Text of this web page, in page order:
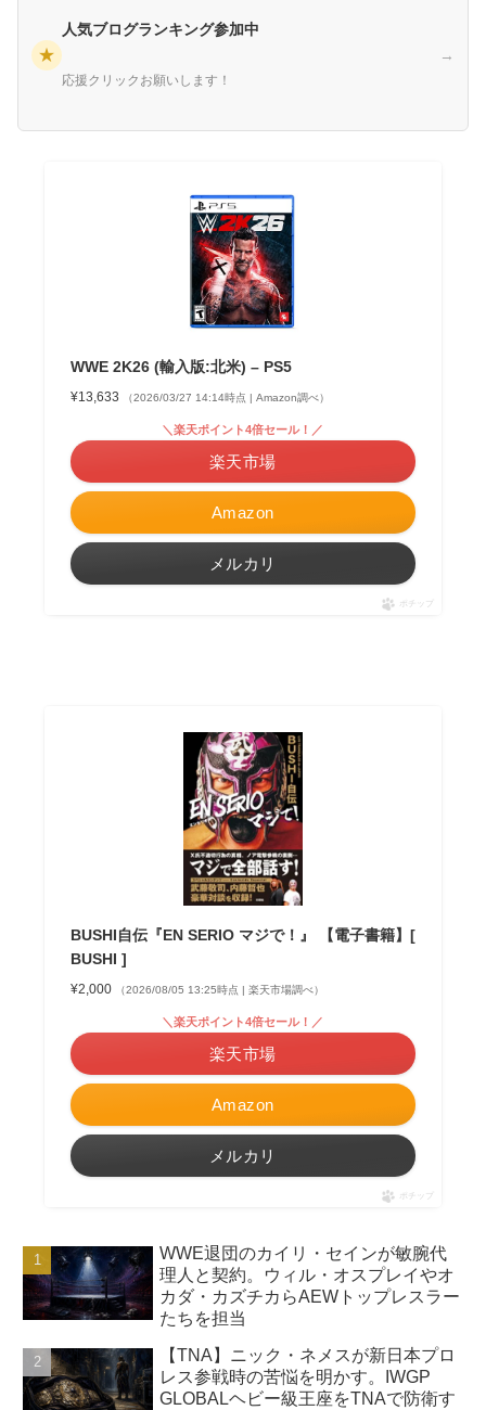
★
人気ブログランキング参加中
応援クリックお願いします！
→
WWE 2K26 (輸入版:北米) – PS5
¥13,633 （2026/03/27 14:14時点 | Amazon調べ）
Amazon
＼楽天ポイント4倍セール！／
楽天市場
メルカリ
ポチップ
BUSHI自伝『EN SERIO マジで！』 【電子書籍】[
BUSHI ]
¥2,000 （2026/08/05 13:25時点 | 楽天市場調べ）
Amazon
＼楽天ポイント4倍セール！／
楽天市場
メルカリ
ポチップ
WWE退団のカイリ・セインが敏腕代
理人と契約。ウィル・オスプレイやオ
カダ・カズチカらAEWトップレスラー
たちを担当
【TNA】ニック・ネメスが新日本プロ
レス参戦時の苦悩を明かす。IWGP
GLOBALヘビー級王座をTNAで防衛す